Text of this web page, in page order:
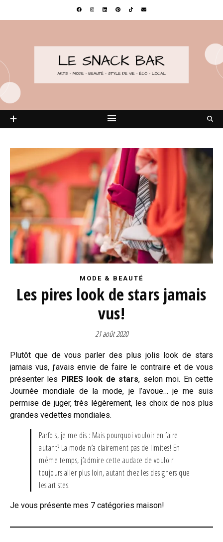
MODE & BEAUTÉ
Les pires look de stars jamais
vus!
21 août 2020
Plutôt que de vous parler des plus jolis look de stars
jamais vus, j’avais envie de faire le contraire et de vous
présenter les PIRES look de stars, selon moi. En cette
Journée mondiale de la mode, je l’avoue… je me suis
permise de juger, très légèrement, les choix de nos plus
grandes vedettes mondiales.
Parfois, je me dis : Mais pourquoi vouloir en faire
autant? La mode n’a clairement pas de limites! En
même temps, j’admire cette audace de vouloir
toujours aller plus loin, autant chez les designers que
les artistes.
Je vous présente mes 7 catégories maison!